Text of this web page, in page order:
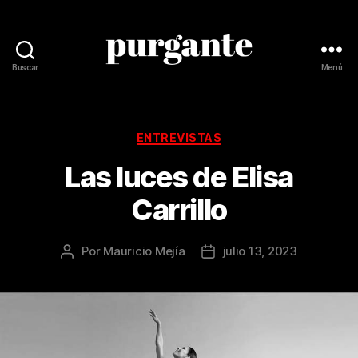
Buscar Menú
Categorías
ENTREVISTAS
Las luces de Elisa
Carrillo
Autor
Por Mauricio Mejía
Fechajulio 13, 2023